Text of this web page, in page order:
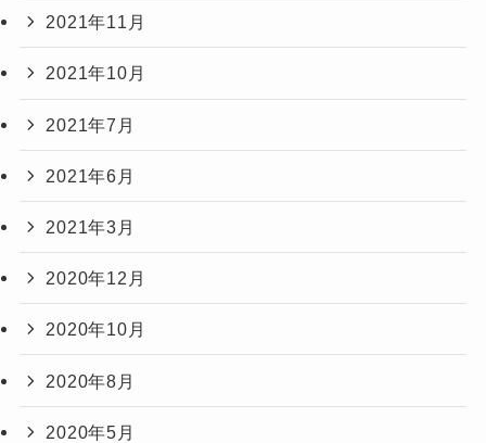
2021年11月
2021年10月
2021年7月
2021年6月
2021年3月
2020年12月
2020年10月
2020年8月
2020年5月